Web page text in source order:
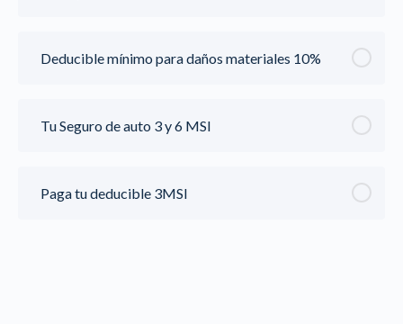
Deducible mínimo para daños materiales 10%
Tu Seguro de auto 3 y 6 MSI
Paga tu deducible 3MSI